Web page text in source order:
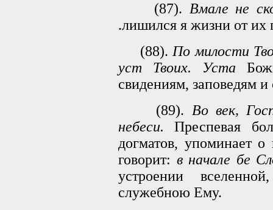
(87). Вмале не
.лишился я жизни от их
(88). По милости
уст Твоих. Уста
свидениям, заповедям
(89). Во век,
небеси. Преспевая
догматов, упоминает
говорит: в начале бе
устроении
служебною Ему.